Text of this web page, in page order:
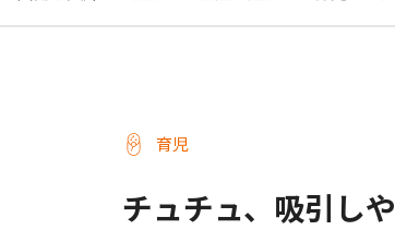
育児
チュチュ、吸引し